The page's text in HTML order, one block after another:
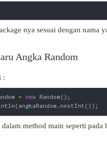
nya sesuai dengan nama
Angka Random
:
= new Random();
method main seperti pada